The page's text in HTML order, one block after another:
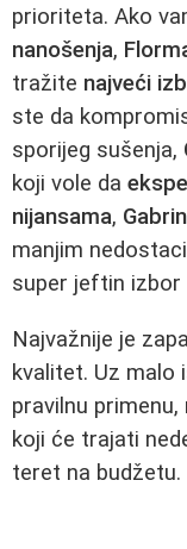
prioriteta. Ako
nanošenja,
tražite najveći
ste da
sporijeg sušenja,
koji vole da
nijansama,
manjim
super jeftin izbor
Najvažnije je
kvalitet. Uz malo
pravilnu
koji će trajati
teret na budžetu.